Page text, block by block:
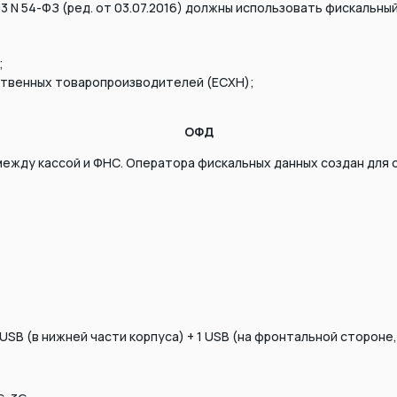
N 54-ФЗ (ред. от 03.07.2016) должны использовать
товаропроизводителей (ЕСХН);
ОФД
кассой и ФНС. Оператора фискальных данных создан для
(в нижней части корпуса) + 1 USB (на фронтальной